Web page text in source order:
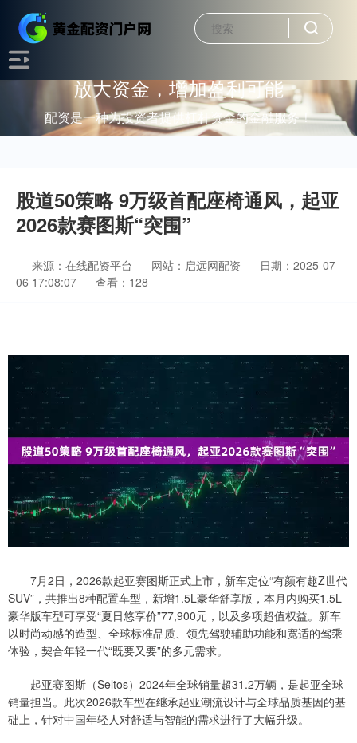
放大资金，增加盈利可能
配资是一种为投资者提供杠杆资金的金融服务！
股道50策略 9万级首配座椅通风，起亚
2026款赛图斯“突围”
来源：在线配资平台 网站：启远网配资
日期：2025-07-
06 17:08:07
查看：128
7月2日，2026款起亚赛图斯正式上市，新车定位“有颜有趣Z世代
SUV”，共推出8种配置车型，新增1.5L豪华舒享版，本月内购买1.5L
豪华版车型可享受“夏日悠享价”77,900元，以及多项超值权益。新车
以时尚动感的造型、全球标准品质、领先驾驶辅助功能和宽适的驾乘
体验，契合年轻一代“既要又要”的多元需求。
起亚赛图斯（Seltos）2024年全球销量超31.2万辆，是起亚全球
销量担当。此次2026款车型在继承起亚潮流设计与全球品质基因的基
础上，针对中国年轻人对舒适与智能的需求进行了大幅升级。